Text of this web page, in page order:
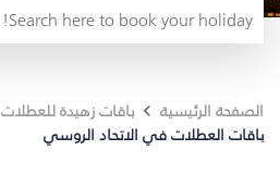
الصفحة الرئيسية باقات زهيدة للعطلات
باقات العطلات في الاتحاد الروسي